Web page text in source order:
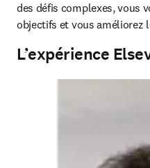
des défis complexes, vous
objectifs et vous améliorez
L’expérience